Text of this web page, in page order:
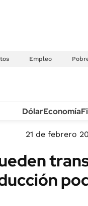
Empleo
MÉXICO
MUNDO
DólarEconomía
21 de febrero